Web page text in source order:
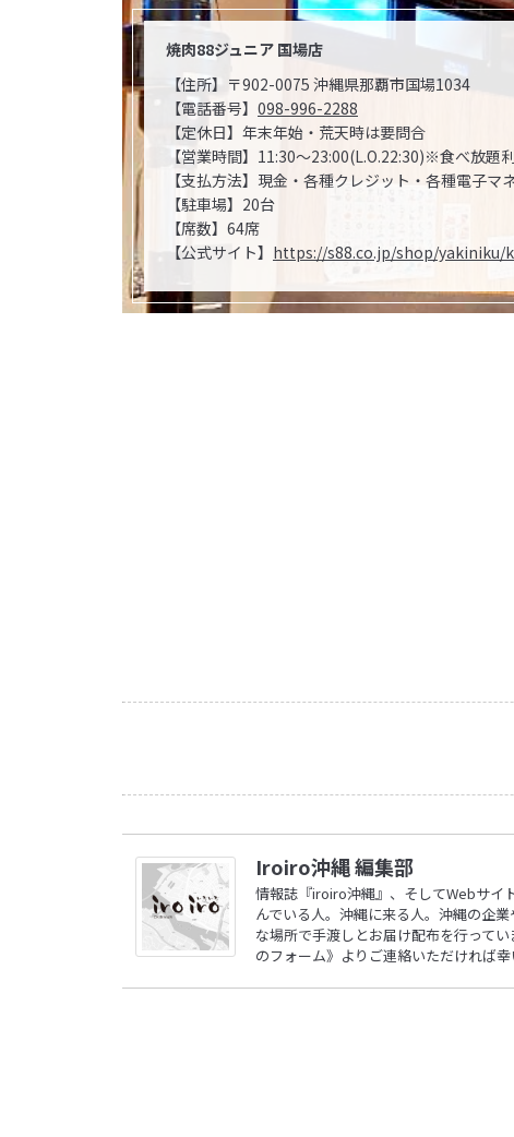
焼肉88ジュニア 国場店
【住所】〒902-0075 沖縄県那覇市国場1034
【電話番号】 098-996-2288
【定休日】年末年始・荒天時は要問合
【営業時間】11:30～23:00(L.O.22:30)※食べ放題
【支払方法】現金・各種クレジット・各種電子マ
【駐車場】20台
【席数】64席
【公式サイト】 https://s88.co.jp/shop/yakiniku/
Iroiro沖縄 編集部
情報誌『iroiro沖縄』、そしてWebサイ
んでいる人。沖縄に来る人。沖縄の企
な場所で手渡しとお届け配布を行って
のフォーム》 よりご連絡いただければ幸